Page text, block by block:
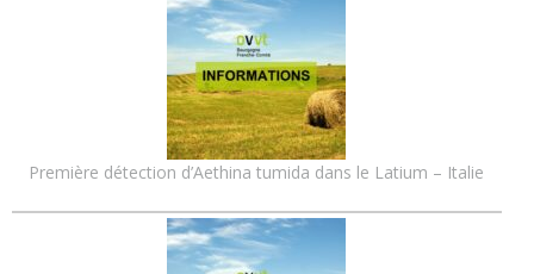
Première détection d’Aethina tumida dans le Latium – Italie